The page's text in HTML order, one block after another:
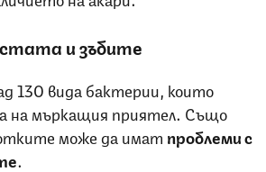
и зъбите
130 вида бактерии, които
на мъркащия приятел. Също
може да имат проблеми с
.